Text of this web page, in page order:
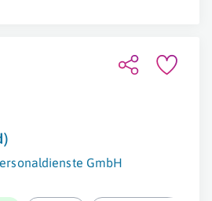
GmbH